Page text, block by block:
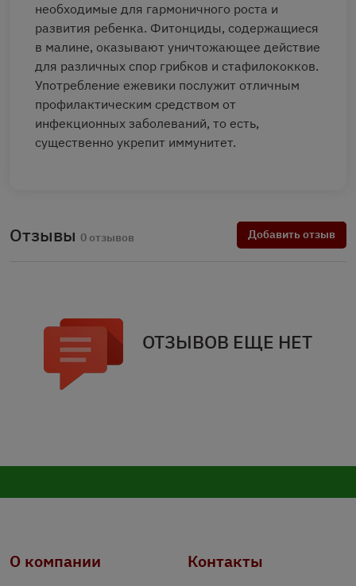
необходимые для гармоничного роста и
развития ребенка. Фитонциды, содержащиеся
в малине, оказывают уничтожающее действие
для различных спор грибков и стафилококков.
Употребление ежевики послужит отличным
профилактическим средством от
инфекционных заболеваний, то есть,
существенно укрепит иммунитет.
Отзывы 0 отзывов Добавить отзыв
ОТЗЫВОВ ЕЩЕ НЕТ
О компании Контакты